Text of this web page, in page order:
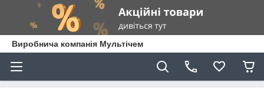
Виробнича компанія Мультічем